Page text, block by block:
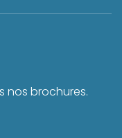
nos brochures.